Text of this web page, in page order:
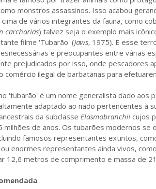
r
p
p
monstros assassinos. Isso acabou
de vários integrantes da fauna, como
carcharias) talvez seja o exemplo mais
filme 'Tubarão' (Jaws, 1975). E esse
e preocupantes entre várias
prejudicados por isso, onde pescadores
comércio ilegal de barbatanas para
é um nome generalista dado aos
adaptado ao nado pertencentes à
da subclasse Elasmobranchiicujos
milhões de anos. Os tubarões modernos se
famosos representantes extintos,
ou enormes representantes ainda vivos,
12,6 metros de comprimento e massa de
: